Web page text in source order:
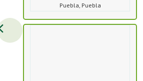
Puebla, Puebla